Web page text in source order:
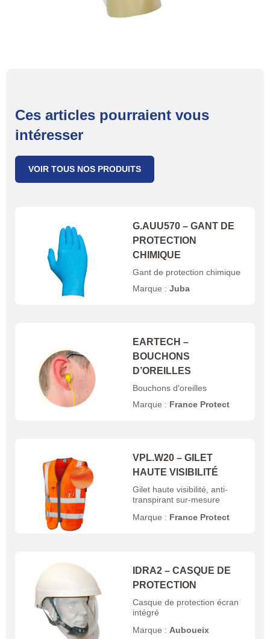
Ces articles pourraient vous
intéresser
VOIR TOUS NOS PRODUITS
G.AUU570 – GANT DE
PROTECTION
CHIMIQUE
Gant de protection chimique
Marque :Juba
EARTECH –
BOUCHONS
D’OREILLES
Bouchons d'oreilles
Marque : France Protect
VPL.W20 – GILET
HAUTE VISIBILITÉ
Gilet haute visibilité, anti-
transpirant sur-mesure
Marque : France Protect
IDRA2 – CASQUE DE
PROTECTION
Casque de protection écran
intégré
Marque :Auboueix